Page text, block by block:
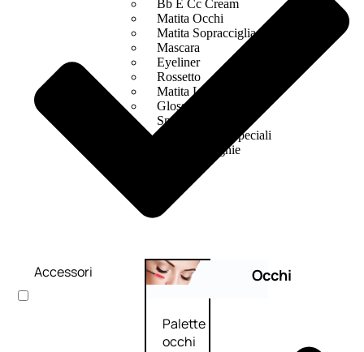
Bb E Cc Cream
Matita Occhi
Matita Sopracciglia
Mascara
Eyeliner
Rossetto
Matita Labbra
Gloss
Smalto
Smalto Effetti Speciali
Solventi Unghie
Occhi
Palette
occhi
Accessori